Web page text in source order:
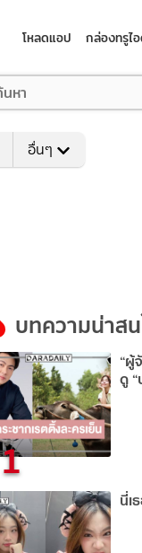
โหลดแอป กล่องทรูไ
อื่นๆ
บทความน่าส
1
“ผู้
ดู
นี่เ